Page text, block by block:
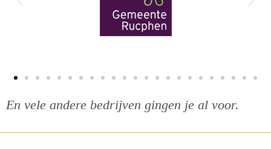
En vele andere bedrijven gingen je al voor.